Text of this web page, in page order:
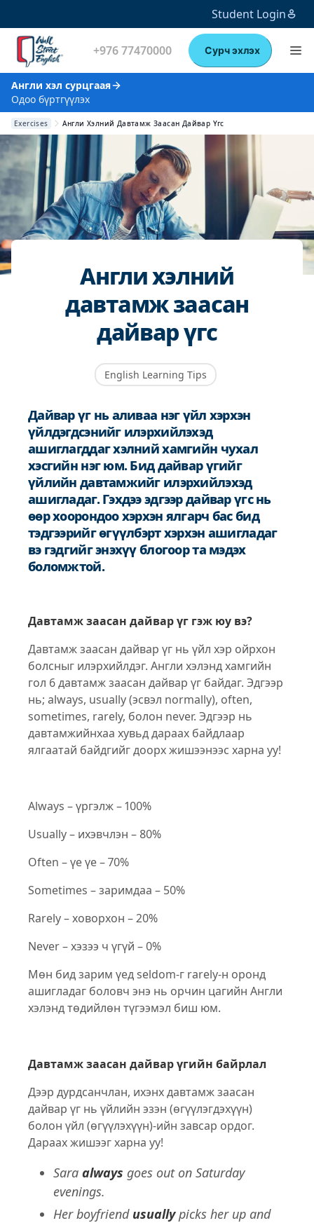
Student Login
+976 77470000 Сурч эхлэх
Англи хэл сурцгаая
Одоо бүртгүүлэх
Exercises Англи Хэлний Давтамж Заасан Дайвар Үгс
Англи хэлний
давтамж заасан
дайвар үгс
English Learning Tips
Дайвар үг нь аливаа нэг үйл хэрхэн
үйлдэгдсэнийг илэрхийлэхэд
ашиглагддаг хэлний хамгийн чухал
хэсгийн нэг юм. Бид дайвар үгийг
үйлийн давтамжийг илэрхийлэхэд
ашигладаг. Гэхдээ эдгээр дайвар үгс нь
өөр хоорондоо хэрхэн ялгарч бас бид
тэдгээрийг өгүүлбэрт хэрхэн ашигладаг
вэ гэдгийг энэхүү блогоор та мэдэх
боломжтой.
Давтамж заасан дайвар үг гэж юу вэ?
Давтамж заасан дайвар үг нь үйл хэр ойрхон
болсныг илэрхийлдэг. Англи хэлэнд хамгийн
гол 6 давтамж заасан дайвар үг байдаг. Эдгээр
нь; always, usually (эсвэл normally), often,
sometimes, rarely, болон never. Эдгээр нь
давтамжийнхаа хувьд дараах байдлаар
ялгаатай байдгийг доорх жишээнээс харна уу!
Always – үргэлж – 100%
Usually – ихэвчлэн – 80%
Often – үе үе – 70%
Sometimes – заримдаа – 50%
Rarely – ховорхон – 20%
Never – хэзээ ч үгүй – 0%
Мөн бид зарим үед seldom-г rarely-н оронд
ашигладаг боловч энэ нь орчин цагийн Англи
хэлэнд төдийлөн түгээмэл биш юм.
Давтамж заасан дайвар үгийн байрлал
Дээр дурдсанчлан, ихэнх давтамж заасан
дайвар үг нь үйлийн эзэн (өгүүлэгдэхүүн)
болон үйл (өгүүлэхүүн)-ийн завсар ордог.
Дараах жишээг харна уу!
Sara always goes out on Saturday
evenings.
Her boyfriend usuallypicks her up and